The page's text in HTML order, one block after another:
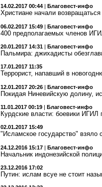
14.02.2017 00:44 Благовест-инфо
Христиане начали
06.02.2017 15:49 | Благовест-инфо
400 предполагаемых членов
20.01.2017 14:31 | Благовест-инфо
Пальмира: джихадисты
17.01.2017 11:35
Террорист, напавший в
12.01.2017 20:26 | Благовест-инфо
Покидая Ниневийскую долину,
11.01.2017 00:19 | Благовест-инфо
Курдские власти: боевики ИГИЛ
02.01.2017 15:49
"Исламское государство" взяло
24.12.2016 15:17 | Благовест-инфо
Начальник индонезийской
23.12.2016 17:02
Путин: ислам всуе не стоит